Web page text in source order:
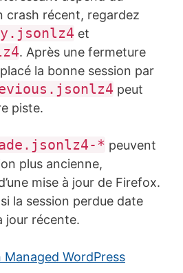
crash récent, regardez
et
. Après une fermeture
la bonne session par
peut
piste.
* peuvent
plus ancienne,
mise à jour de Firefox.
la session perdue date
jour récente.